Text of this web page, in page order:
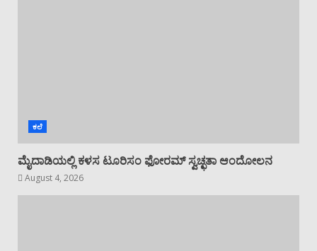
ಕಲೆ
ಮೈದಾಡಿಯಲ್ಲಿ ಕಳಸ ಟೂರಿಸಂ ಫೋರಮ್ ಸ್ವಚ್ಛತಾ ಆಂದೋಲನ
August 4, 2026